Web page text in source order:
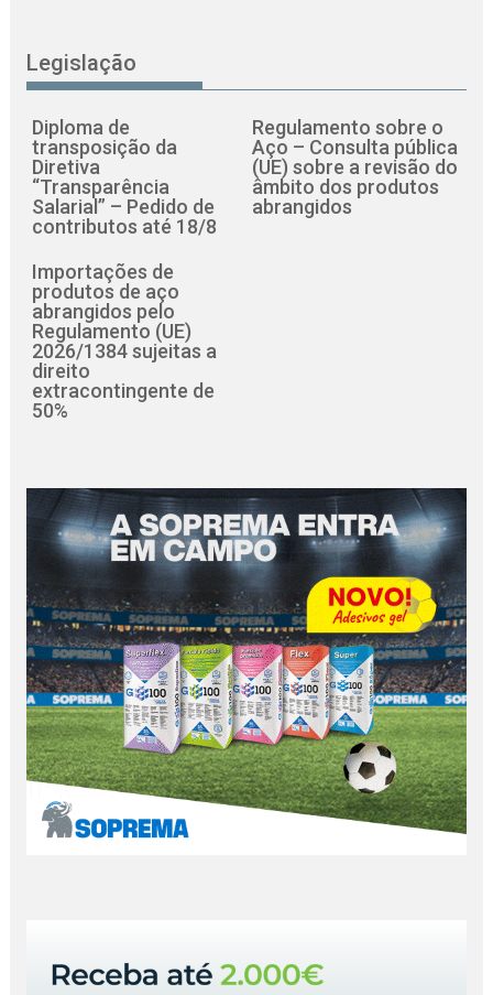
Legislação
Diploma de
transposição da
Diretiva
“Transparência
Salarial” – Pedido de
contributos até 18/8
Regulamento sobre o
Aço – Consulta pública
(UE) sobre a revisão do
âmbito dos produtos
abrangidos
Importações de
produtos de aço
abrangidos pelo
Regulamento (UE)
2026/1384 sujeitas a
direito
extracontingente de
50%